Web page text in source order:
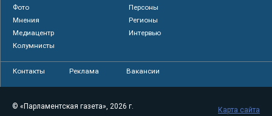
Фото
Персоны
Мнения
Регионы
Медиацентр
Интервью
Колумнисты
Контакты Реклама Вакансии
© «Парламентская газета», 2026 г.
Карта сайта